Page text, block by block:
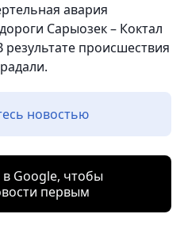
авария
Сарыозек – Коктал
происшествия
новостью
Google, чтобы
первым